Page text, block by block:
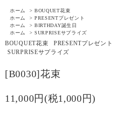
ホーム > BOUQUET花束
ホーム
> PRESENTプレゼント
ホーム
> BIRTHDAY誕生日
ホーム
> SURPRISEサプライズ
BOUQUET花束 PRESENTプレゼント
SURPRISEサプライズ
[B0030]花束
11,000円(税1,000円)